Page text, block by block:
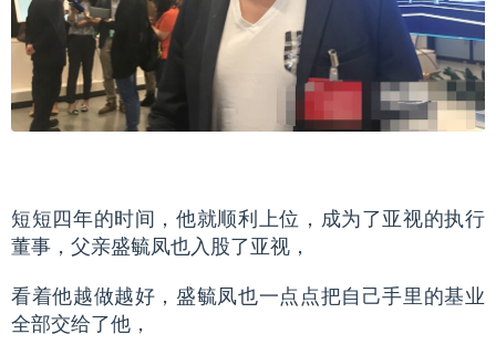
短短四年的时间，他就顺利上位，成为了亚视的执行
董事，父亲盛毓凤也入股了亚视，
看着他越做越好，盛毓凤也一点点把自己手里的基业
全部交给了他，